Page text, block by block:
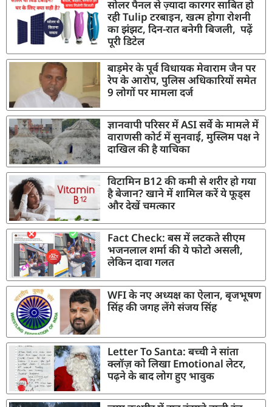
सोलर पैनल से ज़्यादा कारगर साबित हो
रही Tulip टरबाइन, खत्म होगा रोशनी
का झंझट, दिन-रात बनेगी बिजली, पढ़ें
पूरी डिटेल
बाड़मेर के पूर्व विधायक मेवाराम जैन पर
रेप के आरोप, पुलिस अधिकारियों समेत
9 लोगों पर मामला दर्ज
ज्ञानवापी परिसर में ASI सर्वे के मामले में
वाराणसी कोर्ट में सुनवाई, मुस्लिम पक्ष ने
दाखिल की है याचिका
विटामिन B12 की कमी से शरीर हो गया
है बेजान? खाने में शामिल करें ये फूड्स
और देखें चमत्कार
Fact Check: बस में लटकते सीएम
भजनलाल शर्मा की ये फोटो असली,
लेकिन दावा गलत
WFI के नए अध्यक्ष का ऐलान, बृजभूषण
सिंह की जगह लेंगे संजय सिंह
Letter To Santa: बच्ची ने सांता
क्लॉज़ को लिखा Emotional लेटर,
पढ़ने के बाद लोग हुए भावुक